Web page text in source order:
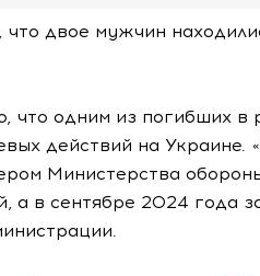
что двое мужчин
что одним из погибших в
действий на Украине.
Министерства
а в сентябре 2024 года